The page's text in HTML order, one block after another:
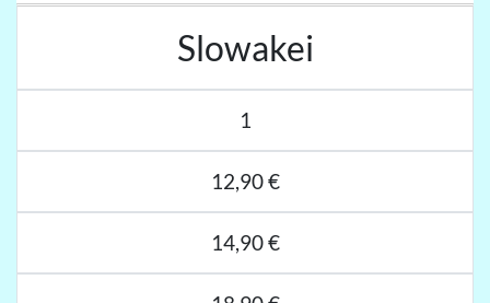
Slowakei
1
12,90 €
14,90 €